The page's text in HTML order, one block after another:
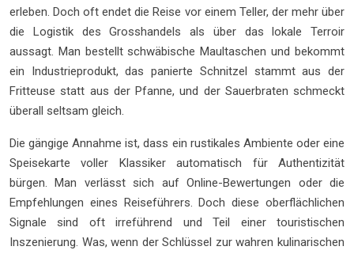
erleben. Doch oft endet die Reise vor einem Teller, der mehr über
die Logistik des Grosshandels als über das lokale Terroir
aussagt. Man bestellt schwäbische Maultaschen und bekommt
ein Industrieprodukt, das panierte Schnitzel stammt aus der
Fritteuse statt aus der Pfanne, und der Sauerbraten schmeckt
überall seltsam gleich.
Die gängige Annahme ist, dass ein rustikales Ambiente oder eine
Speisekarte voller Klassiker automatisch für Authentizität
bürgen. Man verlässt sich auf Online-Bewertungen oder die
Empfehlungen eines Reiseführers. Doch diese oberflächlichen
Signale sind oft irreführend und Teil einer touristischen
Inszenierung. Was, wenn der Schlüssel zur wahren kulinarischen